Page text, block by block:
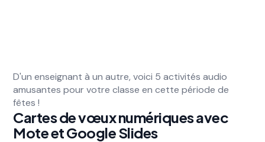
D'un enseignant à un autre, voici 5 activités audio
amusantes pour votre classe en cette période de
fêtes !
Cartes de vœux numériques avec
Mote et Google Slides